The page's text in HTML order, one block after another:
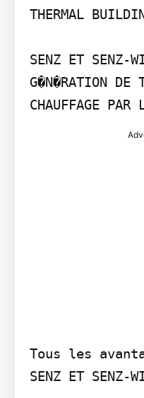
THERMAL
SENZ ET SENZ-
G�N�RATION DE
CHAUFFAGE PAR
Tous les
SENZ ET SENZ-